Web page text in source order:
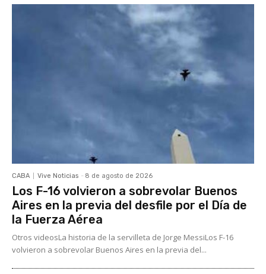
CABA Vive Noticias - 8 de agosto de 2026
Los F-16 volvieron a sobrevolar Buenos
Aires en la previa del desfile por el Día de
la Fuerza Aérea
Otros videosLa historia de la servilleta de Jorge MessiLos F-16
volvieron a sobrevolar Buenos Aires en la previa del...